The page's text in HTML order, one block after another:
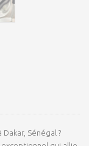
Sénégal ?